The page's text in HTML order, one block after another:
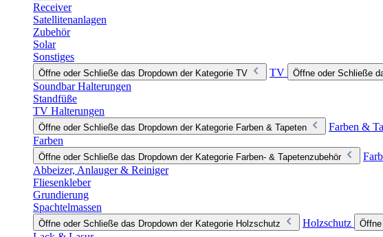
Receiver
Satellitenanlagen
Zubehör
Solar
Sonstiges
Öffne oder Schließe das Dropdown der Kategorie TV TV Öffne oder Schließe
Soundbar Halterungen
Standfüße
TV Halterungen
Öffne oder Schließe das Dropdown der Kategorie Farben & Tapeten Farben &
Farben
Öffne oder Schließe das Dropdown der Kategorie Farben- & Tapetenzubehör
Abbeizer, Anlauger & Reiniger
Fliesenkleber
Grundierung
Spachtelmassen
Öffne oder Schließe das Dropdown der Kategorie Holzschutz Holzschutz